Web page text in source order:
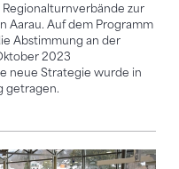
zur
Aarau. Auf dem Programm
Abstimmung an der
2023
neue Strategie wurde in
getragen.
neuen